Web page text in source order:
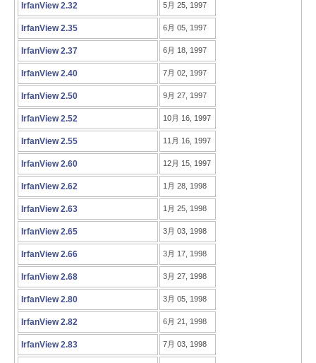
IrfanView 2.32 5月 25, 1997
IrfanView 2.35 6月 05, 1997
IrfanView 2.37 6月 18, 1997
IrfanView 2.40 7月 02, 1997
IrfanView 2.50 9月 27, 1997
IrfanView 2.52 10月 16, 1997
IrfanView 2.55 11月 16, 1997
IrfanView 2.60 12月 15, 1997
IrfanView 2.62 1月 28, 1998
IrfanView 2.63 1月 25, 1998
IrfanView 2.65 3月 03, 1998
IrfanView 2.66 3月 17, 1998
IrfanView 2.68 3月 27, 1998
IrfanView 2.80 3月 05, 1998
IrfanView 2.82 6月 21, 1998
IrfanView 2.83 7月 03, 1998